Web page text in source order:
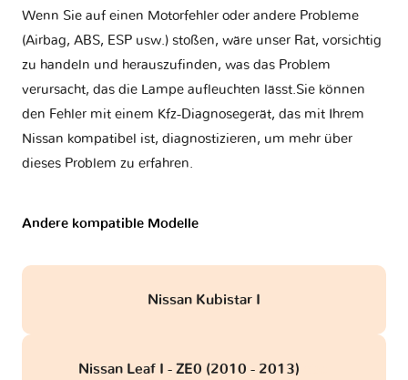
Wenn Sie auf einen Motorfehler oder andere Probleme
(Airbag, ABS, ESP usw.) stoßen, wäre unser Rat, vorsichtig
zu handeln und herauszufinden, was das Problem
verursacht, das die Lampe aufleuchten lässt.Sie können
den Fehler mit einem Kfz-Diagnosegerät, das mit Ihrem
Nissan kompatibel ist, diagnostizieren, um mehr über
dieses Problem zu erfahren.
Andere kompatible Modelle
Nissan Kubistar I
Nissan Leaf I - ZE0 (2010 - 2013)